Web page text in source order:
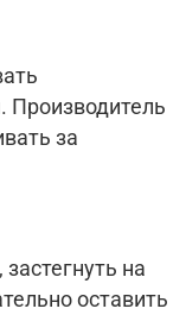
за
на
оставить